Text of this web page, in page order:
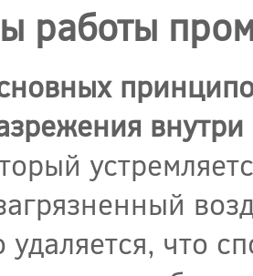
работы
что